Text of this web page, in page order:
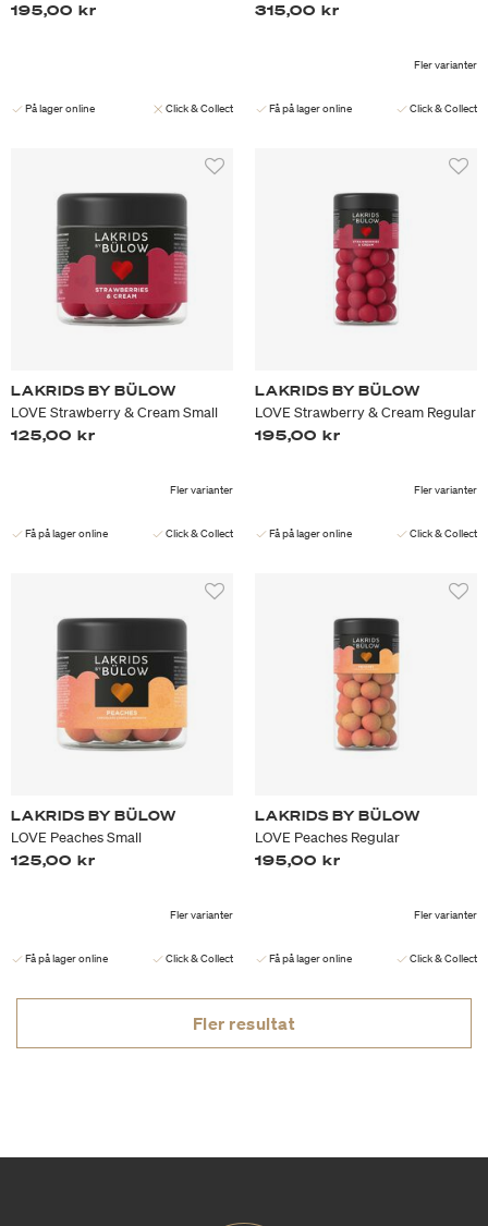
195,00 kr
På lager online Click & Collect
315,00 kr
Fler varianter
Få på lager online Click & Collect
LAKRIDS BY BÜLOW
LOVE Strawberry & Cream Small
125,00 kr
Fler varianter
Få på lager online Click & Collect
LAKRIDS BY BÜLOW
LOVE Strawberry & Cream Regular
195,00 kr
Fler varianter
Få på lager online Click & Collect
LAKRIDS BY BÜLOW
LOVE Peaches Small
125,00 kr
Fler varianter
Få på lager online Click & Collect
LAKRIDS BY BÜLOW
LOVE Peaches Regular
195,00 kr
Fler varianter
Få på lager online Click & Collect
Fler resultat